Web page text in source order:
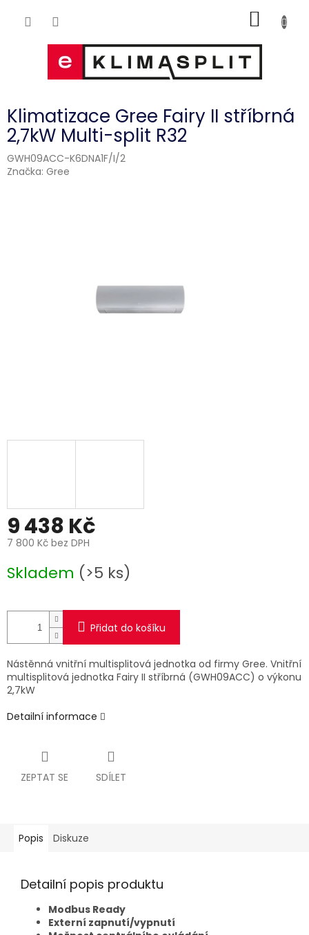
KOŠÍK
Klimatizace Gree Fairy II stříbrná
2,7kW Multi-split R32
GWH09ACC-K6DNA1F/I/2
Značka: Gree
9 438 Kč
7 800 Kč bez DPH
cena:
Skladem (>5 ks)
Přidat do košíku
Nástěnná vnitřní multisplitová jednotka od firmy Gree. Vnitřní
multisplitová jednotka Fairy II stříbrná (GWH09ACC) o výkonu
2,7kW
Detailní informace
ZEPTAT SE SDÍLET
Popis Diskuze
Detailní popis produktu
Modbus Ready
Externí zapnutí/vypnutí